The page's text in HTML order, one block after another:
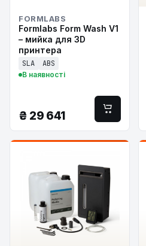
FORMLABS
Formlabs Form Wash V1
– мийка для 3D
принтера
SLA ABS
В наявності
₴ 29 641